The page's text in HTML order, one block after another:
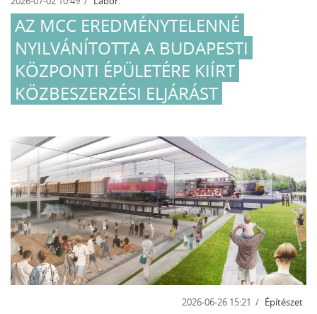
AZ MCC EREDMÉNYTELENNÉ
NYILVÁNÍTOTTA A BUDAPESTI
KÖZPONTI ÉPÜLETÉRE KIÍRT
KÖZBESZERZÉSI ELJÁRÁST
2026-06-26 15:21 Építészet